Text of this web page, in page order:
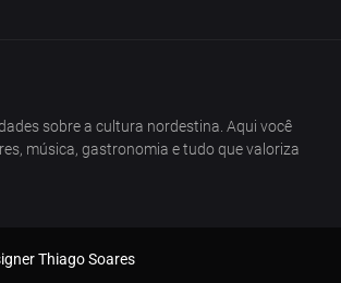
sobre a cultura nordestina. Aqui você
música, gastronomia e tudo que valoriza
Thiago Soares